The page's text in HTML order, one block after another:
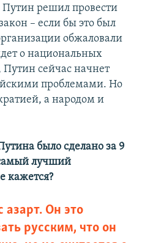
решил провести
– если бы это был
обжаловали
о национальных
сейчас начнет
проблемами. Но
а народом и
было сделано за 9
лучший
кажется?
азарт. Он это
русским, что он